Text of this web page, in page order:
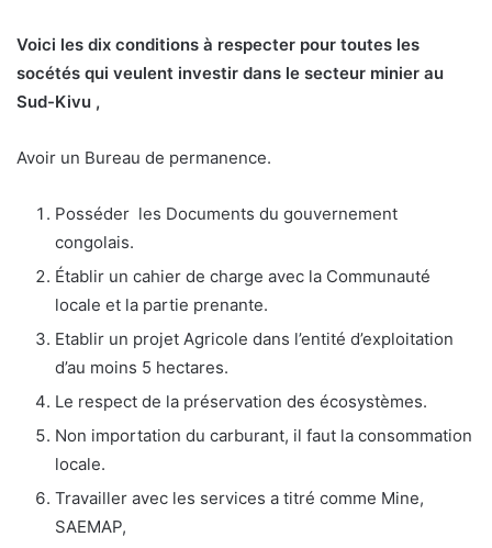
Voici les dix conditions à respecter pour toutes les
socétés qui veulent investir dans le secteur minier au
Sud-Kivu ,
Avoir un Bureau de permanence.
Posséder les Documents du gouvernement
congolais.
Établir un cahier de charge avec la Communauté
locale et la partie prenante.
Etablir un projet Agricole dans l’entité d’exploitation
d’au moins 5 hectares.
Le respect de la préservation des écosystèmes.
Non importation du carburant, il faut la consommation
locale.
Travailler avec les services a titré comme Mine,
SAEMAP,